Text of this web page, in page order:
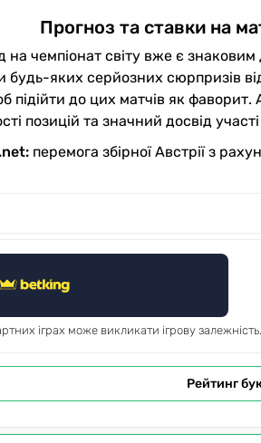
Прогноз та ставки на
на чемпіонат світу вже є
будь-яких серйозних сюрпризів
підійти до цих матчів як
позицій та значний досвід
перемога збірної Австрії з
іграх може викликати ігрову
Рейтинг